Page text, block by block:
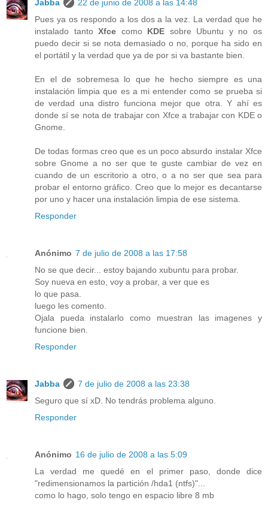
Jabba
22 de junio de 2008 a las 14:48
Pues ya os respondo a los dos a la vez. La verdad que he
instalado tantoXfce como KDE sobre Ubuntu y no os
puedo decir si se nota demasiado o no, porque ha sido en
el portátil y la verdad que ya de por si va bastante bien.
En el de sobremesa lo que he hecho siempre es una
instalación limpia que es a mi entender como se prueba si
de verdad una distro funciona mejor que otra. Y ahí es
donde sí se nota de trabajar con Xfce a trabajar con KDE o
Gnome.
De todas formas creo que es un poco absurdo instalar Xfce
sobre Gnome a no ser que te guste cambiar de vez en
cuando de un escritorio a otro, o a no ser que sea para
probar el entorno gráfico. Creo que lo mejor es decantarse
por uno y hacer una instalación limpia de ese sistema.
Responder
Anónimo 7 de julio de 2008 a las 17:58
No se que decir... estoy bajando xubuntu para probar.
Soy nueva en esto, voy a probar, a ver que es
lo que pasa.
luego les comento.
Ojala pueda instalarlo como muestran las imagenes y
funcione bien.
Responder
Jabba
7 de julio de 2008 a las 23:38
Seguro que sí xD. No tendrás problema alguno.
Responder
Anónimo 16 de julio de 2008 a las 5:09
La verdad me quedé en el primer paso, donde dice
"redimensionamos la partición /hda1 (ntfs)"...
como lo hago, solo tengo en espacio libre 8 mb